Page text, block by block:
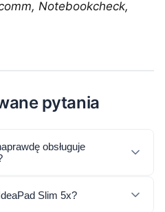
Notebookcheck,
pytania
obsługuje
Slim 5x?